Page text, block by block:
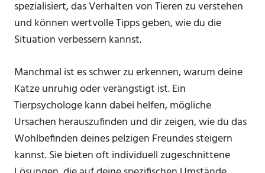
spezialisiert, das Verhalten von Tieren zu verstehen
und können wertvolle Tipps geben, wie du die
Situation verbessern kannst.
Manchmal ist es schwer zu erkennen, warum deine
Katze unruhig oder verängstigt ist. Ein
Tierpsychologe kann dabei helfen, mögliche
Ursachen herauszufinden und dir zeigen, wie du das
Wohlbefinden deines pelzigen Freundes steigern
kannst. Sie bieten oft individuell zugeschnittene